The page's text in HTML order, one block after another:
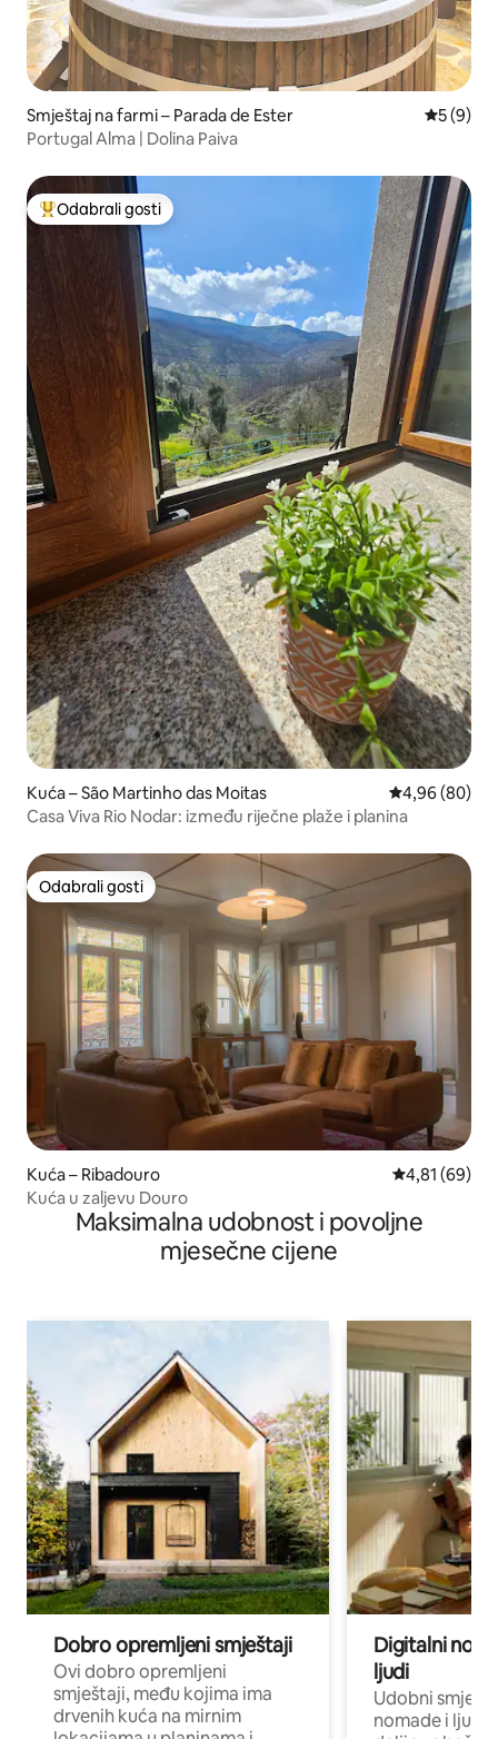
Smještaj na farmi – Parada de Ester
5 (9)
Portugal Alma | Dolina Paiva
Među najviše rangiranima s oznakom „Odabrali gosti”
Odabrali gosti
Kuća – São Martinho das Moitas Prosječna
4,96 (80)
Casa Viva Rio Nodar: između riječne plaže i planina
Odabrali gosti
Odabrali gosti
Kuća – Ribadouro Prosječna
4,81 (69)
Kuća u zaljevu Douro
Maksimalna udobnost i povoljne
mjesečne cijene
Dobro opremljeni smještaji
Ovi dobro opremljeni
smještaji, među kojima ima
drvenih kuća na mirnim
Digitalni
ljudi
Udobni
nomade i ljude